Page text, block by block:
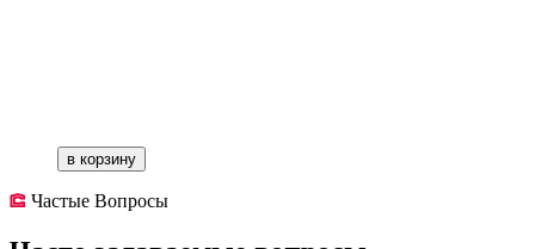
в корзину
Частые Вопросы